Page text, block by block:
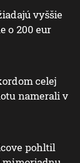
vyššie
o 200 eur
celej
namerali v
pohltil